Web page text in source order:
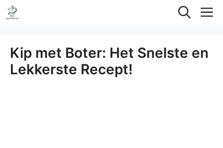
Ga
naar
inhoud
Kip met Boter: Het Snelste en
Lekkerste Recept!